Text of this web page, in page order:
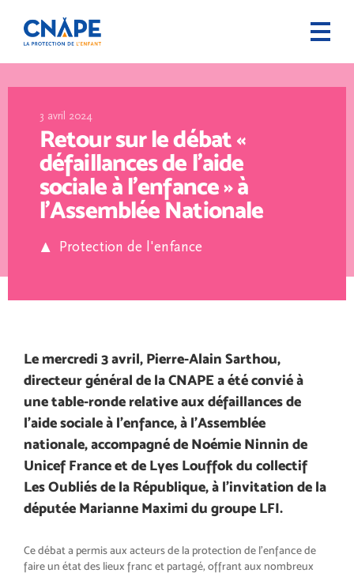
3 avril 2024
Retour sur le débat «
défaillances de l’aide
sociale à l’enfance » à
l’Assemblée Nationale
Protection de l'enfance
Le mercredi 3 avril, Pierre-Alain Sarthou,
directeur général de la CNAPE a été convié à
une table-ronde relative aux défaillances de
l’aide sociale à l’enfance, à l’Assemblée
nationale, accompagné de Noémie Ninnin de
Unicef France et de Lyes Louffok du collectif
Les Oubliés de la République, à l’invitation de la
députée Marianne Maximi du groupe LFI.
Ce débat a permis aux acteurs de la protection de l’enfance de
faire un état des lieux franc et partagé, offrant aux nombreux